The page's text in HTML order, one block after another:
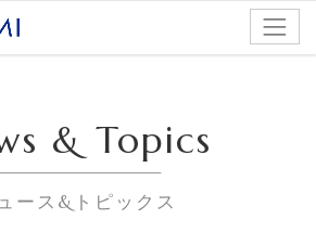
ンス
& Topics
ース&トピックス